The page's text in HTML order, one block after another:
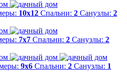
10х12 Спальни: 2 Санузлы: 2
7х7 Спальни: 2 Санузлы: 2
9х6 Спальни: 2 Санузлы: 1